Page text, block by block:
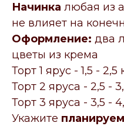
Начинка любая из
не влияет на
Оформление: два
цветы из крема
Торт 1 ярус - 1,5 - 2,5
Торт 2 яруса - 2,5 -
Торт 3 яруса - 3,5 -
Укажите